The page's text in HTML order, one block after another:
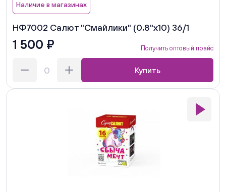
Наличие в магазинах
НФ7002 Салют "Смайлики" (0,8"х10) 36/1
1 500 ₽ Получить оптовый прайс
Купить